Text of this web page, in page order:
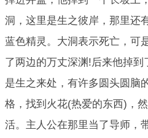
洞，这里是生之彼岸，那里还
蓝色精灵。大洞表示死亡，可
了两边的万丈深渊!后来他掉
是生之来处，有许多圆头圆脑
格，找到火花(热爱的东西)，
活。主人公在那里当了导师，